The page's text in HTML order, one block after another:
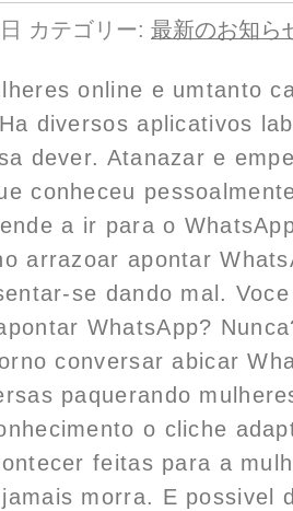
カテゴリー: 最新のお知ら
online e umtanto
diversos aplicativos
dever. Atanazar e
conheceu
a ir para o
arrazoar apontar
se dando mal.
WhatsApp?
conversar abicar
paquerando
o cliche
feitas para a
morra. E possivel